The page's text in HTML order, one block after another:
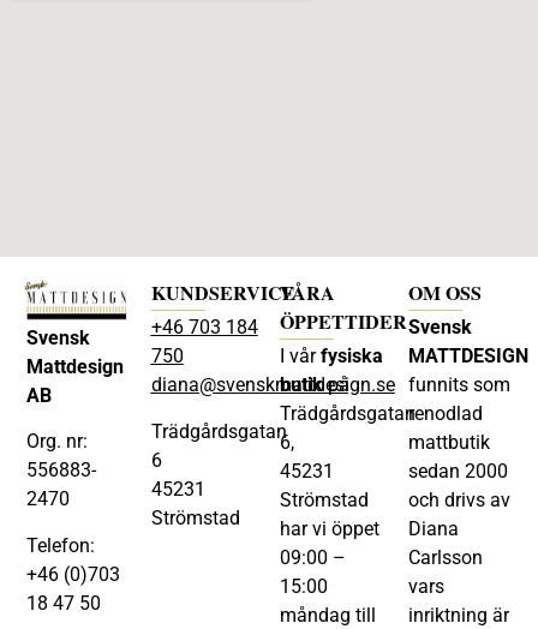
Svensk
Mattdesign
AB
Org. nr:
556883-
2470
Telefon:
+46 (0)703
18 47 50
KUNDSERVICE
+46 703 184
750
diana@svenskmattdesign.se
Trädgårdsgatan
6
45231
Strömstad
VÅRA
ÖPPETTIDER
I vårfysiska
butikpå
Trädgårdsgatan
6,
45231
Strömstad
har vi öppet
09:00 –
15:00
måndag till
OM OSS
Svensk
MATTDESIGN
funnits som
renodlad
mattbutik
sedan 2000
och drivs av
Diana
Carlsson
vars
inriktning är